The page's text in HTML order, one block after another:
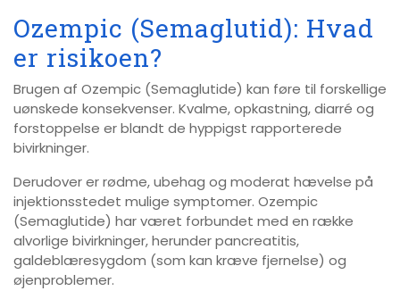
Ozempic (Semaglutid): Hvad
er risikoen?
Brugen af Ozempic (Semaglutide) kan føre til forskellige
uønskede konsekvenser. Kvalme, opkastning, diarré og
forstoppelse er blandt de hyppigst rapporterede
bivirkninger.
Derudover er rødme, ubehag og moderat hævelse på
injektionsstedet mulige symptomer. Ozempic
(Semaglutide) har været forbundet med en række
alvorlige bivirkninger, herunder pancreatitis,
galdeblæresygdom (som kan kræve fjernelse) og
øjenproblemer.